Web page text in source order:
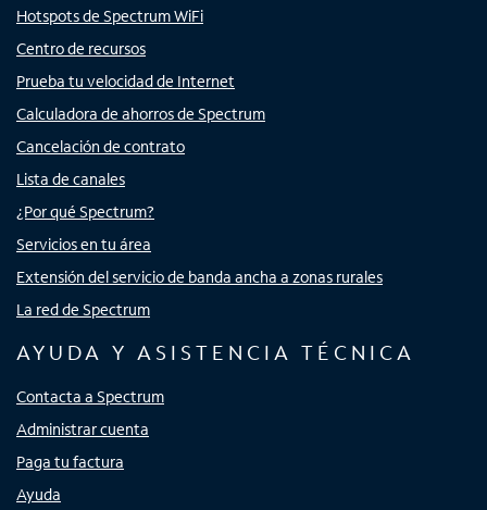
Hotspots de Spectrum WiFi
Centro de recursos
Prueba tu velocidad de Internet
Calculadora de ahorros de Spectrum
Cancelación de contrato
Lista de canales
¿Por qué Spectrum?
Servicios en tu área
Extensión del servicio de banda ancha a zonas rurales
La red de Spectrum
AYUDA Y ASISTENCIA TÉCNICA
Contacta a Spectrum
Administrar cuenta
Paga tu factura
Ayuda